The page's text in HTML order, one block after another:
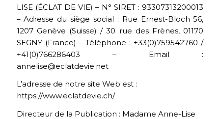
LISE (ÉCLAT DE VIE) – N° SIRET : 93307313200013
– Adresse du siège social : Rue Ernest-Bloch 56,
1207 Genève (Suisse) / 30 rue des Frènes, 01170
SEGNY (France) – Téléphone : +33(0)759542760 /
+41(0)766286403 – Email :
annelise@eclatdevie.net
L’adresse de notre site Web est :
https://www.eclatdevie.ch/
Directeur de la Publication : Madame Anne-Lise